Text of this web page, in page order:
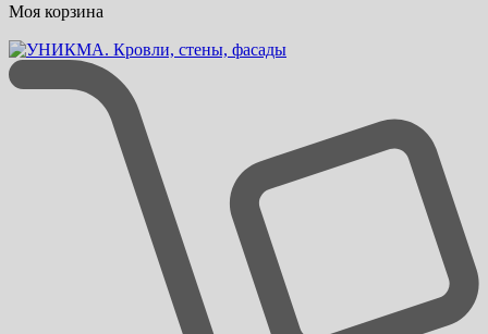
Моя корзина